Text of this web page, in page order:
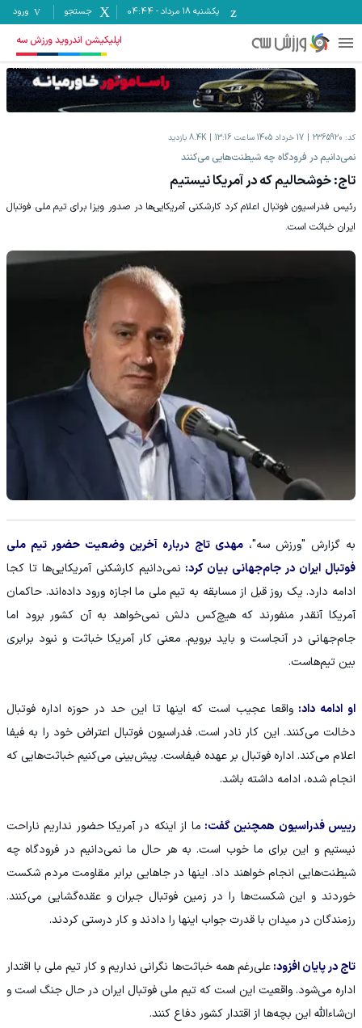
یکشنبه ۱۸ مرداد -
04:44 جستجو ورود
اپلیکیشن اندروید ورزش سه
کد: 2365920 17 خرداد 1405 ساعت 13:16 8.4K بازدید
نمی‌دانیم در فرودگاه چه شیطنت‌هایی می‌کنند
تاج: خوشحالیم که در آمریکا نیستیم
رئیس فدراسیون فوتبال اعلام کرد کارشکنی آمریکایی‌ها در صدور ویزا برای تیم ملی فوتبال
ایران خباثت است.
به گزارش "ورزش سه"،مهدی تاج درباره آخرین وضعیت حضور تیم ملی
فوتبال ایران در جام‌جهانی بیان کرد: نمی‌دانیم کارشکنی آمریکایی‌ها تا کجا
ادامه دارد. یک روز قبل از مسابقه به‌ تیم ملی ما اجازه ورود داده‌اند. حاکمان
آمریکا آنقدر منفورند که هیچ‌کس دلش نمی‌خواهد به آن کشور برود اما
جام‌جهانی در آنجاست و باید برویم. معنی کار آمریکا خباثت و نبود برابری
بین‌ تیم‌هاست.
او ادامه داد: واقعا عجیب است که اینها تا این حد در حوزه اداره فوتبال
دخالت می‌کنند. این کار نادر است. فدراسیون فوتبال اعتراض خود را به فیفا
اعلام می‌کند. اداره فوتبال بر عهده فیفاست. پیش‌بینی‌ می‌کنیم خباثت‌هایی که
انجام شده، ادامه داشته باشد.
رییس فدراسیون همچنین گفت: ما از اینکه در آمریکا حضور نداریم ناراحت
نیستیم و این برای ما خوب است. به هر حال ما نمی‌دانیم در فرودگاه چه
شیطنت‌هایی انجام‌ خواهند داد. اینها در جاهایی برابر مقاومت مردم شکست
خوردند و این شکست‌ها را در زمین فوتبال جبران و عقده‌گشایی می‌کنند.
رزمندگان در میدان با قدرت جواب اینها را دادند و کار درستی کردند.
تاج در پایان افزود:علی‌رغم همه خباثت‌ها نگرانی نداریم و کار تیم ملی با اقتدار
اداره می‌شود. واقعیت این است که تیم ملی فوتبال ایران در حال جنگ است و
ان‌شاءالله این بچه‌ها از اقتدار کشور دفاع کنند.